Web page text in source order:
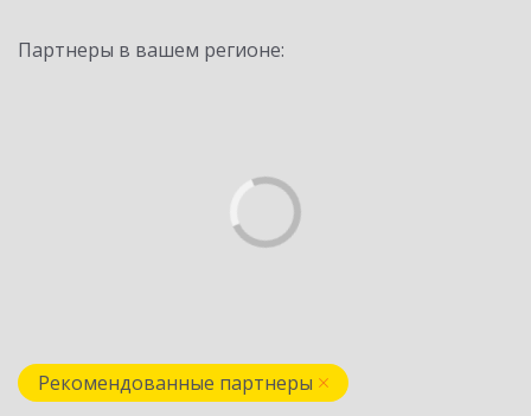
Партнеры в вашем регионе:
Рекомендованные партнеры